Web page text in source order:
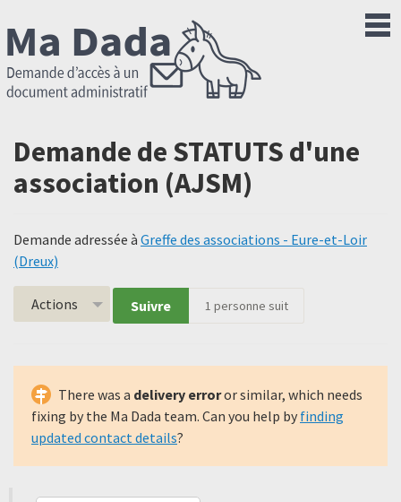
Demande de STATUTS d'une
association (AJSM)
Demande adressée à Greffe des associations - Eure-et-Loir
(Dreux)
Actions Suivre 1 personne suit
There was a delivery erroror similar, which needs
fixing by the Ma Dada team. Can you help by finding
updated contact details?